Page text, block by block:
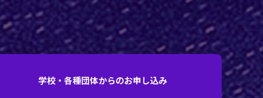
学校・各種団体からのお申し込み